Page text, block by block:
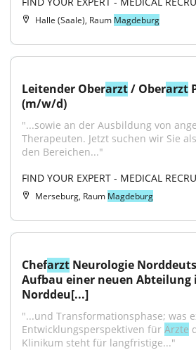
Halle (Saale), Raum Magdeburg
Leitender Oberarzt / Oberarzt
(m/w/d)
"...sowie an der Ausbildung von
Therapeuten. Jetzt suchen wir Sie
den Bereichen..."
FIND YOUR EXPERT - MEDICAL
Merseburg, Raum Magdeburg
Chefarzt Neurologie
Aufbau einer neuen Abteilung
Norddeu[...]
"...und Transformationsphase; was
Entwicklungsperspektiven für Ärzte
Klinikum steht für langfristige..."